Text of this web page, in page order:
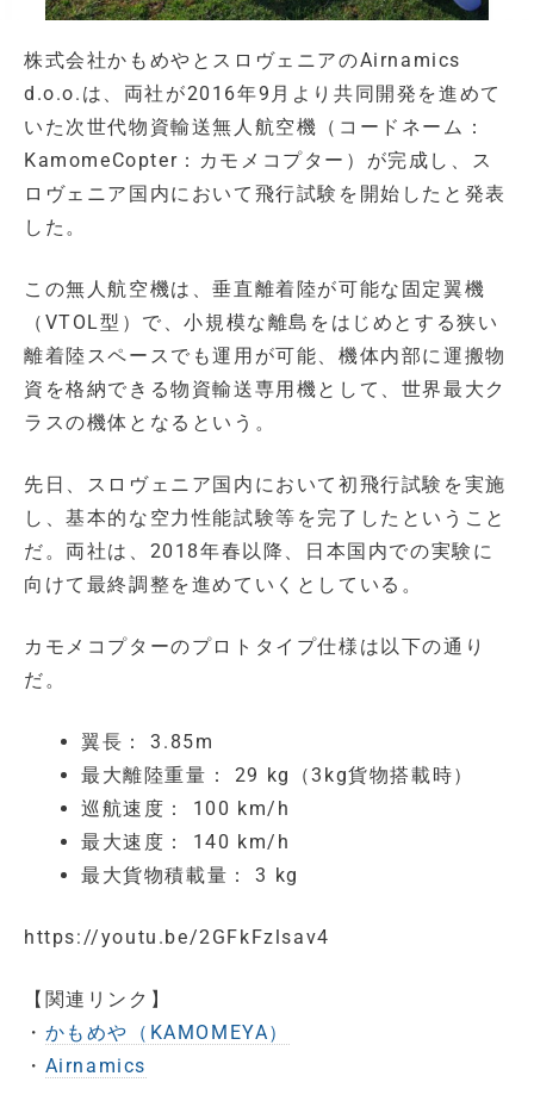
株式会社かもめやとスロヴェニアのAirnamics
d.o.o.は、両社が2016年9月より共同開発を進めて
いた次世代物資輸送無人航空機（コードネーム：
KamomeCopter：カモメコプター）が完成し、ス
ロヴェニア国内において飛行試験を開始したと発表
した。
この無人航空機は、垂直離着陸が可能な固定翼機
（VTOL型）で、小規模な離島をはじめとする狭い
離着陸スペースでも運用が可能、機体内部に運搬物
資を格納できる物資輸送専用機として、世界最大ク
ラスの機体となるという。
先日、スロヴェニア国内において初飛行試験を実施
し、基本的な空力性能試験等を完了したということ
だ。両社は、2018年春以降、日本国内での実験に
向けて最終調整を進めていくとしている。
カモメコプターのプロトタイプ仕様は以下の通り
だ。
翼長： 3.85m
最大離陸重量： 29 kg（3kg貨物搭載時）
巡航速度： 100 km/h
最大速度： 140 km/h
最大貨物積載量： 3 kg
https://youtu.be/2GFkFzlsav4
【関連リンク】
・ かもめや（KAMOMEYA）
・ Airnamics